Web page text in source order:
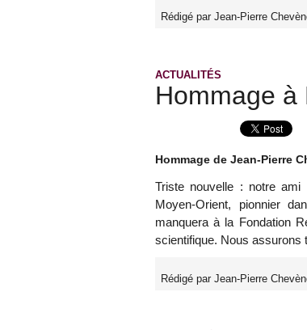
Rédigé par Jean-Pierre
ACTUALITÉS
Hommage à
Hommage de Jean-Pierre
Triste nouvelle : notre ami
Moyen-Orient, pionnier
manquera à la Fondation
scientifique. Nous assurons
Rédigé par Jean-Pierre